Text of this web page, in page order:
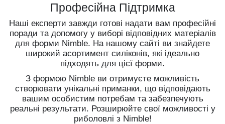
Професійна Підтримка
Наші експерти завжди готові надати вам професійні
поради та допомогу у виборі відповідних матеріалів
для форми Nimble. На нашому сайті ви знайдете
широкий асортимент силіконів, які ідеально
підходять для цієї форми.
З формою Nimble ви отримуєте можливість
створювати унікальні приманки, що відповідають
вашим особистим потребам та забезпечують
реальні результати. Розширюйте свої можливості у
риболовлі з Nimble!